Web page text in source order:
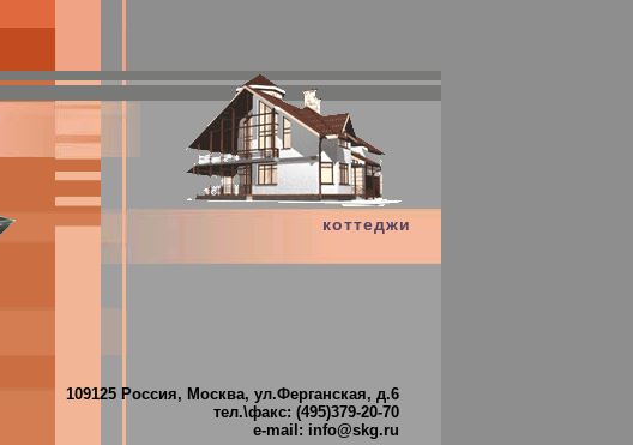
109125 Россия, Москва, ул.Ферганская, д.6
тел.\факс: (495)379-20-70
e-mail: info@skg.ru
коттеджи